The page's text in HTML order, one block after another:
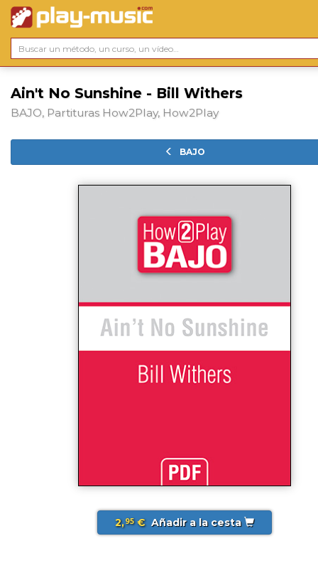
Ain't No Sunshine - Bill Withers
BAJO, Partituras How2Play, How2Play
BAJO
2,95€ Añadir a la cesta